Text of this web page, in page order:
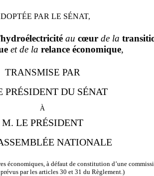
PAR LE SÉNAT,
hydroélectricitéau cœurde la
et de la relance économique,
TRANSMISE PAR
PRÉSIDENT DU SÉNAT
à
M. LE PRÉSIDENT
NATIONALE
économiques, à défaut de constitution d’une
par les articles 30 et 31 du Règlement.)